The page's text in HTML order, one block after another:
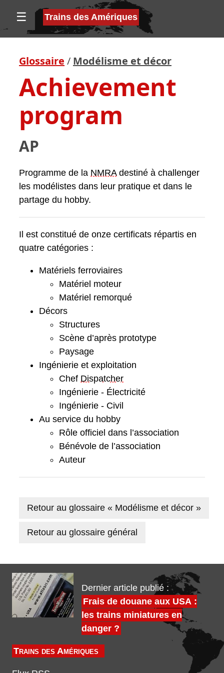
☰ Trains des Amériques
Glossaire / Modélisme et décor
Achievement
program
AP
Programme de la NMRAdestiné à challenger
les modélistes dans leur pratique et dans le
partage du hobby.
Il est constitué de onze certificats répartis en
quatre catégories :
Matériels ferroviaires
Matériel moteur
Matériel remorqué
Décors
Structures
Scène d’après prototype
Paysage
Ingénierie et exploitation
Chef Dispatcher
Ingénierie - Électricité
Ingénierie - Civil
Au service du hobby
Rôle officiel dans l’association
Bénévole de l’association
Auteur
Retour au glossaire « Modélisme et décor »
Retour au glossaire général
Dernier article publié :
Frais de douane aux USA :
les trains miniatures en
danger ?
Trains des Amériques